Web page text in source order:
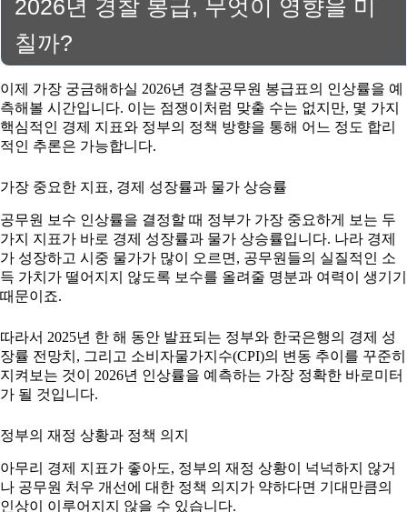
2026년 경찰 봉급, 무엇이 영향을 미
칠까?
이제 가장 궁금해하실 2026년 경찰공무원 봉급표의 인상률을 예
측해볼 시간입니다. 이는 점쟁이처럼 맞출 수는 없지만, 몇 가지
핵심적인 경제 지표와 정부의 정책 방향을 통해 어느 정도 합리
적인 추론은 가능합니다.
가장 중요한 지표, 경제 성장률과 물가 상승률
공무원 보수 인상률을 결정할 때 정부가 가장 중요하게 보는 두
가지 지표가 바로 경제 성장률과 물가 상승률입니다. 나라 경제
가 성장하고 시중 물가가 많이 오르면, 공무원들의 실질적인 소
득 가치가 떨어지지 않도록 보수를 올려줄 명분과 여력이 생기기
때문이죠.
따라서 2025년 한 해 동안 발표되는 정부와 한국은행의 경제 성
장률 전망치, 그리고 소비자물가지수(CPI)의 변동 추이를 꾸준히
지켜보는 것이 2026년 인상률을 예측하는 가장 정확한 바로미터
가 될 것입니다.
정부의 재정 상황과 정책 의지
아무리 경제 지표가 좋아도, 정부의 재정 상황이 넉넉하지 않거
나 공무원 처우 개선에 대한 정책 의지가 약하다면 기대만큼의
인상이 이루어지지 않을 수 있습니다.